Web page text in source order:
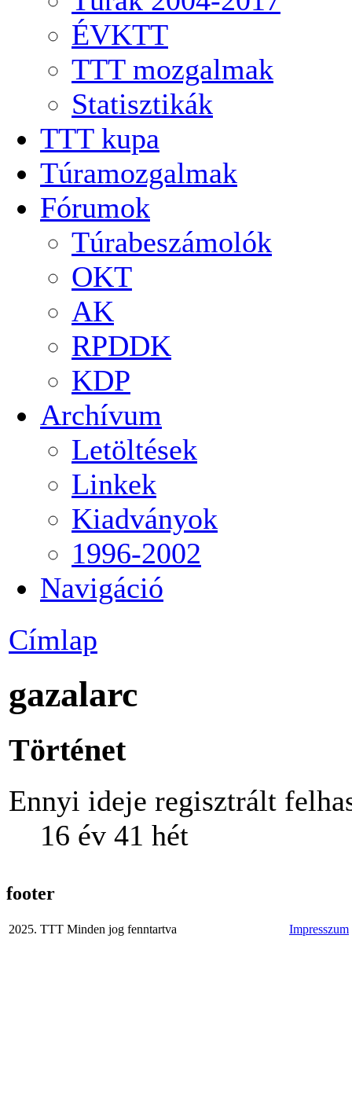
ÉVKTT
TTT mozgalmak
Statisztikák
TTT kupa
Túramozgalmak
Fórumok
Túrabeszámolók
OKT
AK
RPDDK
KDP
Archívum
Letöltések
Linkek
Kiadványok
1996-2002
Navigáció
Címlap
gazalarc
Történet
Ennyi ideje regisztrált
16 év 41 hét
footer
2025. TTT Minden jog fenntartva Impresszum